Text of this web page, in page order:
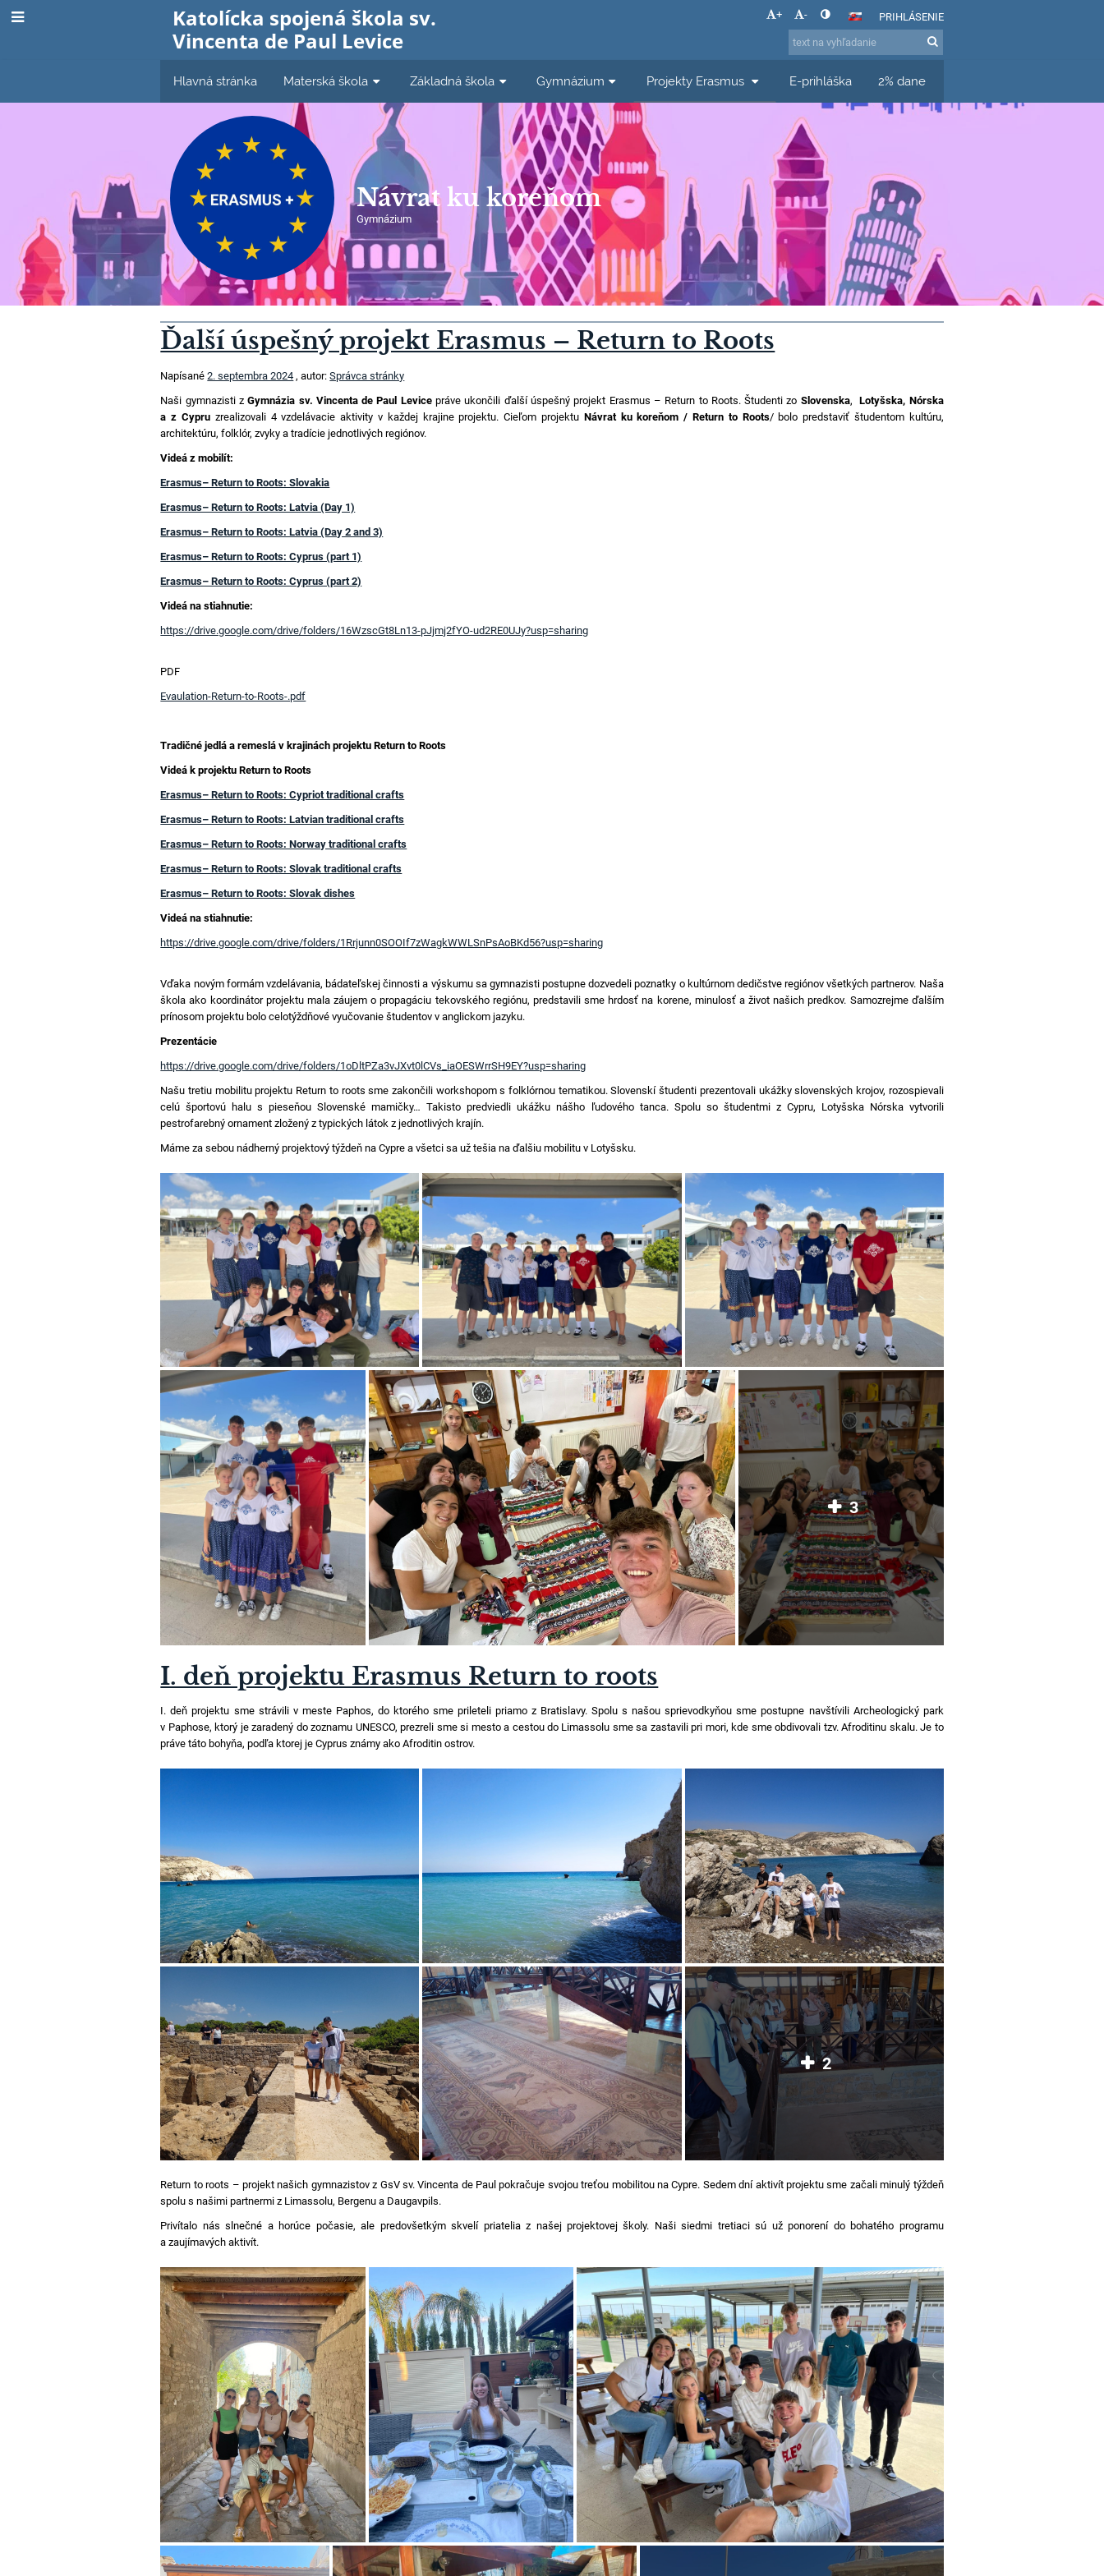
Katolícka spojená škola sv.
Vincenta de Paul Levice
+ - PRIHLÁSENIE
Hlavná stránka Materská škola Základná škola Gymnázium Projekty Erasmus E-prihláška 2% dane
Návrat ku koreňom
Gymnázium
Ďalší úspešný projekt Erasmus – Return to Roots
Napísané2. septembra 2024 , autor:Správca stránky
Naši gymnazisti zGymnázia sv. Vincenta de Paul Levicepráve ukončili ďalší úspešný projekt Erasmus – Return to Roots. Študenti zo Slovenska,Lotyšska, Nórska
a z Cypruzrealizovali 4 vzdelávacie aktivity v každej krajine projektu. Cieľom projektu Návrat ku koreňom / Return to Roots/ bolo predstaviť študentom kultúru,
architektúru, folklór, zvyky a tradície jednotlivých regiónov.
Videá z mobilít:
Erasmus– Return to Roots: Slovakia
Erasmus– Return to Roots: Latvia (Day 1)
Erasmus– Return to Roots: Latvia (Day 2 and 3)
Erasmus– Return to Roots: Cyprus (part 1)
Erasmus– Return to Roots: Cyprus (part 2)
Videá na stiahnutie:
https://drive.google.com/drive/folders/16WzscGt8Ln13-pJjmj2fYO-ud2RE0UJy?usp=sharing
PDF
Evaulation-Return-to-Roots-.pdf
Tradičné jedlá a remeslá v krajinách projektu Return to Roots
Videá k projektu Return to Roots
Erasmus– Return to Roots: Cypriot traditional crafts
Erasmus– Return to Roots: Latvian traditional crafts
Erasmus– Return to Roots: Norway traditional crafts
Erasmus– Return to Roots: Slovak traditional crafts
Erasmus– Return to Roots: Slovak dishes
Videá na stiahnutie:
https://drive.google.com/drive/folders/1Rrjunn0SOOIf7zWagkWWLSnPsAoBKd56?usp=sharing
Vďaka novým formám vzdelávania, bádateľskej činnosti a výskumu sa gymnazisti postupne dozvedeli poznatky o kultúrnom dedičstve regiónov všetkých partnerov. Naša
škola ako koordinátor projektu mala záujem o propagáciu tekovského regiónu, predstavili sme hrdosť na korene, minulosť a život našich predkov. Samozrejme ďalším
prínosom projektu bolo celotýždňové vyučovanie študentov v anglickom jazyku.
Prezentácie
https://drive.google.com/drive/folders/1oDltPZa3vJXvt0lCVs_iaOESWrrSH9EY?usp=sharing
Našu tretiu mobilitu projektu Return to roots sme zakončili workshopom s folklórnou tematikou. Slovenskí študenti prezentovali ukážky slovenských krojov, rozospievali
celú športovú halu s pieseňou Slovenské mamičky… Takisto predviedli ukážku nášho ľudového tanca. Spolu so študentmi z Cypru, Lotyšska Nórska vytvorili
pestrofarebný ornament zložený z typických látok z jednotlivých krajín.
Máme za sebou nádherný projektový týždeň na Cypre a všetci sa už tešia na ďalšiu mobilitu v Lotyšsku.
3
I. deň projektu Erasmus Return to roots
I. deň projektu sme strávili v meste Paphos, do ktorého sme prileteli priamo z Bratislavy. Spolu s našou sprievodkyňou sme postupne navštívili Archeologický park
v Paphose, ktorý je zaradený do zoznamu UNESCO, prezreli sme si mesto a cestou do Limassolu sme sa zastavili pri mori, kde sme obdivovali tzv. Afroditinu skalu. Je to
práve táto bohyňa, podľa ktorej je Cyprus známy ako Afroditin ostrov.
2
Return to roots – projekt našich gymnazistov z GsV sv. Vincenta de Paul pokračuje svojou treťou mobilitou na Cypre. Sedem dní aktivít projektu sme začali minulý týždeň
spolu s našimi partnermi z Limassolu, Bergenu a Daugavpils.
Privítalo nás slnečné a horúce počasie, ale predovšetkým skvelí priatelia z našej projektovej školy. Naši siedmi tretiaci sú už ponorení do bohatého programu
a zaujímavých aktivít.